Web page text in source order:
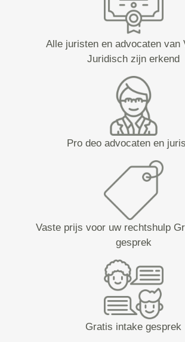
Alle juristen en advocaten van
Juridisch zijn erkend
Pro deo advocaten en
Vaste prijs voor uw rechtshulp
gesprek
Gratis intake gesprek